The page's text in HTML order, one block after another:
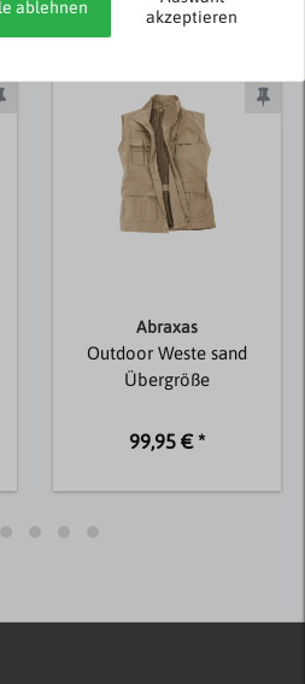
von Jack & Jones
Abraxas
Outdoor Weste sand
Übergröße
99,95 € *
ablehnen
akzeptieren